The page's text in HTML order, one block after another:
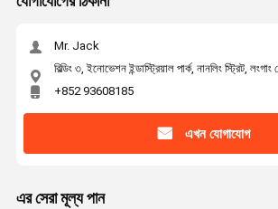
Mr. Jack
বিল্ডিং ৩, ইনোভেশন ইন্ডাস্ট্রিয়াল পার্ক, নানলিং স্ট্রিট,
+852 93608185
এখন যোগাযোগ
এর সেরা মূল্য পান